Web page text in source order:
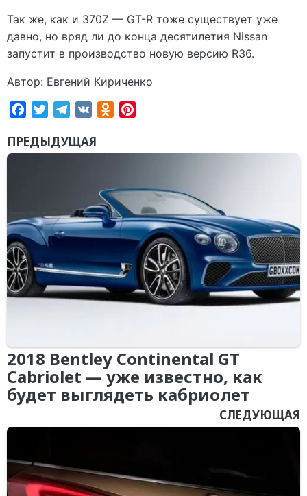
Так же, как и 370Z — GT-R тоже существует уже
давно, но вряд ли до конца десятилетия Nissan
запустит в производство новую версию R36.
Автор: Евгений Кириченко
FacebookTwitterTelegram
VK Odnoklassniki
ПРЕДЫДУЩАЯ
2018 Bentley Continental GT
Cabriolet — уже известно, как
будет выглядеть кабриолет
СЛЕДУЮЩАЯ